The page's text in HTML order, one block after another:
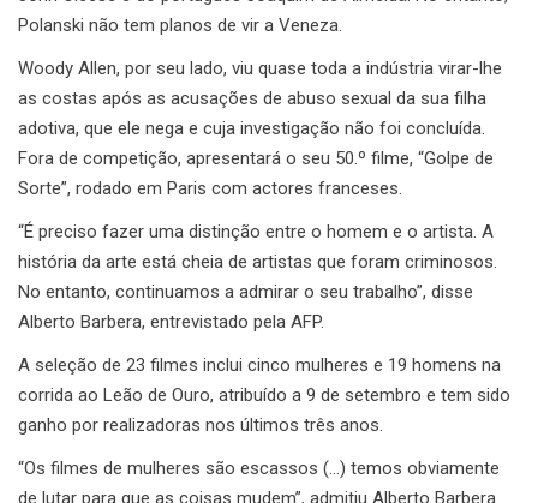
Polanski não tem planos de vir a Veneza.
Woody Allen, por seu lado, viu quase toda a indústria virar-lhe
as costas após as acusações de abuso sexual da sua filha
adotiva, que ele nega e cuja investigação não foi concluída.
Fora de competição, apresentará o seu 50.º filme, “Golpe de
Sorte”, rodado em Paris com actores franceses.
“É preciso fazer uma distinção entre o homem e o artista. A
história da arte está cheia de artistas que foram criminosos.
No entanto, continuamos a admirar o seu trabalho”, disse
Alberto Barbera, entrevistado pela AFP.
A seleção de 23 filmes inclui cinco mulheres e 19 homens na
corrida ao Leão de Ouro, atribuído a 9 de setembro e tem sido
ganho por realizadoras nos últimos três anos.
“Os filmes de mulheres são escassos (…) temos obviamente
de lutar para que as coisas mudem”, admitiu Alberto Barbera.